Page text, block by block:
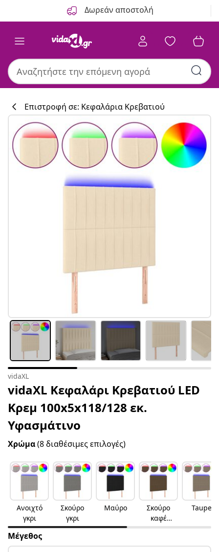
Δωρεάν αποστολή
#sharemevidaxl
Συλλογή
Επιστροφή σε: Κεφαλάρια Κρεβατιού
vidaXL
vidaXL Κεφαλάρι Κρεβατιού LED
Κρεμ 100x5x118/128 εκ.
Υφασμάτινο
Χρώμα(8 διαθέσιμες επιλογές)
Ανοιχτό
γκρι
Σκούρο
γκρι
Μαύρο
Σκούρο
καφέ
Σκούρο
Taupe
Μέγεθος